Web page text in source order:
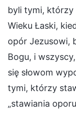
byli tymi, którzy
Wieku Łaski,
opór Jezusowi,
Bogu, i
się słowom
tymi, którzy
„stawiania